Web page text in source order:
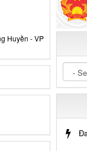
Huyền - VP